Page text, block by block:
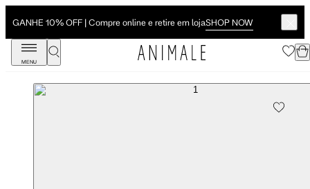
GANHE 10% OFF | Compre online e retire em lojaSHOP NOW
MENU